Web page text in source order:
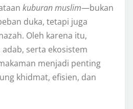
kuburan muslim—bukan
duka, tetapi juga
Oleh karena itu,
serta ekosistem
menjadi penting
khidmat, efisien, dan